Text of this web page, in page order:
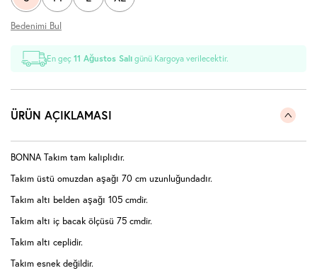
Bedenimi Bul
En geç11 Ağustos Salı günü Kargoya verilecektir.
ÜRÜN AÇIKLAMASI
BONNA Takım tam kalıplıdır.
Takım üstü omuzdan aşağı 70 cm uzunluğundadır.
Takım altı belden aşağı 105 cmdir.
Takım altı iç bacak ölçüsü 75 cmdir.
Takım altı ceplidir.
Takım esnek değildir.